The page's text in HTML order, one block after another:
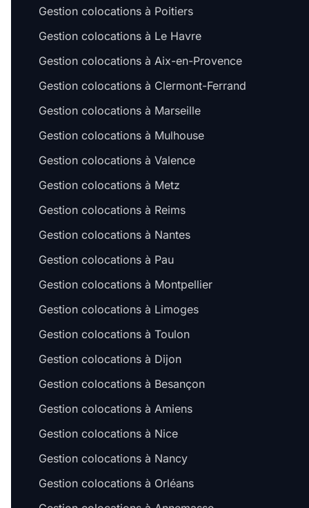
Gestion colocations à Poitiers
Gestion colocations à Le Havre
Gestion colocations à Aix-en-Provence
Gestion colocations à Clermont-Ferrand
Gestion colocations à Marseille
Gestion colocations à Mulhouse
Gestion colocations à Valence
Gestion colocations à Metz
Gestion colocations à Reims
Gestion colocations à Nantes
Gestion colocations à Pau
Gestion colocations à Montpellier
Gestion colocations à Limoges
Gestion colocations à Toulon
Gestion colocations à Dijon
Gestion colocations à Besançon
Gestion colocations à Amiens
Gestion colocations à Nice
Gestion colocations à Nancy
Gestion colocations à Orléans